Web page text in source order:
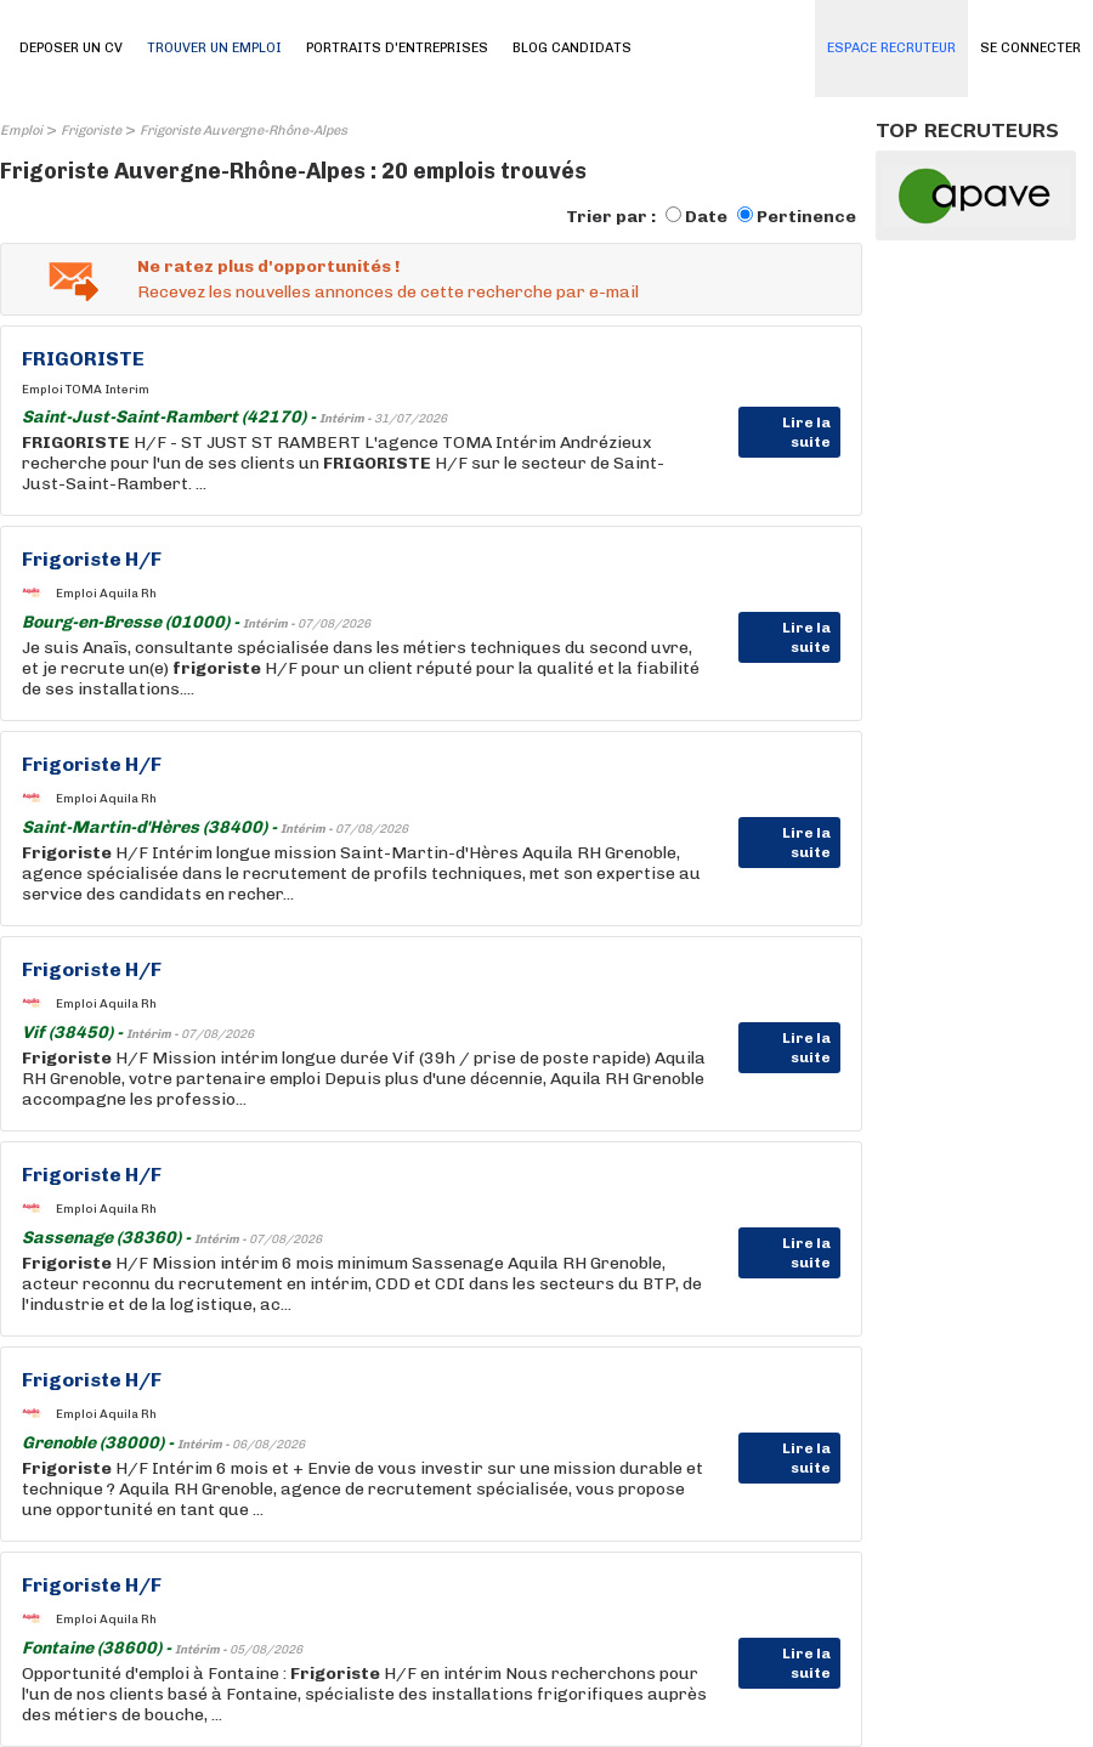
SE CONNECTER
DEPOSER UN CV TROUVER UN EMPLOI PORTRAITS D'ENTREPRISES BLOG CANDIDATS ESPACE RECRUTEUR
Emploi> Frigoriste> Frigoriste Auvergne-Rhône-Alpes
Frigoriste Auvergne-Rhône-Alpes : 20 emplois trouvés
Trier par : Date Pertinence
Ne ratez plus d'opportunités !
Recevez les nouvelles annonces de cette recherche par e-mail
FRIGORISTE
Emploi TOMA Interim
Saint-Just-Saint-Rambert (42170) -Intérim - 31/07/2026
Lire la
suite
FRIGORISTE H/F - ST JUST ST RAMBERT L'agence TOMA Intérim Andrézieux
recherche pour l'un de ses clients un FRIGORISTE H/F sur le secteur de Saint-
Just-Saint-Rambert. ...
Frigoriste H/F
Emploi Aquila Rh
Bourg-en-Bresse (01000) -Intérim - 07/08/2026
Lire la
suite
Je suis Anaïs, consultante spécialisée dans les métiers techniques du second uvre,
et je recrute un(e) frigoriste H/F pour un client réputé pour la qualité et la fiabilité
de ses installations....
Frigoriste H/F
Emploi Aquila Rh
Saint-Martin-d'Hères (38400) -Intérim - 07/08/2026
Lire la
suite
Frigoriste H/F Intérim longue mission Saint-Martin-d'Hères Aquila RH Grenoble,
agence spécialisée dans le recrutement de profils techniques, met son expertise au
service des candidats en recher...
Frigoriste H/F
Emploi Aquila Rh
Vif (38450) -Intérim - 07/08/2026
Lire la
suite
Frigoriste H/F Mission intérim longue durée Vif (39h / prise de poste rapide) Aquila
RH Grenoble, votre partenaire emploi Depuis plus d'une décennie, Aquila RH Grenoble
accompagne les professio...
Frigoriste H/F
Emploi Aquila Rh
Sassenage (38360) -Intérim - 07/08/2026
Lire la
suite
Frigoriste H/F Mission intérim 6 mois minimum Sassenage Aquila RH Grenoble,
acteur reconnu du recrutement en intérim, CDD et CDI dans les secteurs du BTP, de
l'industrie et de la logistique, ac...
Frigoriste H/F
Emploi Aquila Rh
Grenoble (38000) -Intérim - 06/08/2026
Lire la
suite
Frigoriste H/F Intérim 6 mois et + Envie de vous investir sur une mission durable et
technique ? Aquila RH Grenoble, agence de recrutement spécialisée, vous propose
une opportunité en tant que ...
Frigoriste H/F
Emploi Aquila Rh
Fontaine (38600) -Intérim - 05/08/2026
Lire la
suite
Opportunité d'emploi à Fontaine : Frigoriste H/F en intérim Nous recherchons pour
l'un de nos clients basé à Fontaine, spécialiste des installations frigorifiques auprès
des métiers de bouche, ...
TOP RECRUTEURS